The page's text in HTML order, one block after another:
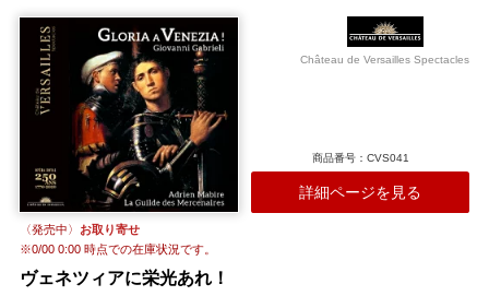
ディミニューションの作例と、ヴァイオリニストのオリヴァー・ウェ
ッバー自身がこの時代の作品に新たな装飾を施したヴァージョンを聴
くことができます。 オリヴァー・ウェッバーは17世紀から18世紀作品
を得意とするピリオド楽器アンサンブル「モンテヴェルディ弦楽バン
ド」の音楽監督。このアルバムはアンサンブルに属する奏者たちをフ
ィーチャーするシリーズ『モンテヴェルディ弦楽バンド・イン・フォ
ーカス』の最初の1枚となります。
収録作曲家：
バッサーノ
デ・ローレ パレストリーナ マイオーネ
マリーニ
クレキヨン
ラッソ（ラッスス）
ロッシ
カステッロ カプリオーリ
ヴィルジニアーノ
A.ガブリエリ
Château de Versailles Spectacles
商品番号：CVS041
詳細ページを見る
〈発売中〉 お取り寄せ
※0/00 0:00時点での在庫状況です。
ヴェネツィアに栄光あれ！